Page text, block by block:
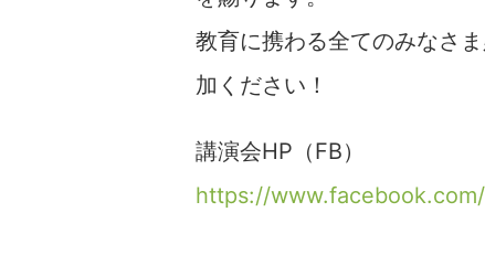
教育に携わる全てのみなさ
加ください！
講演会HP（FB）
https://